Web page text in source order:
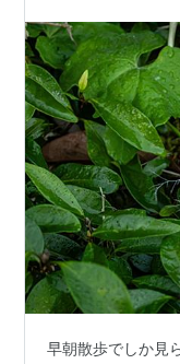
早朝散歩でしか見